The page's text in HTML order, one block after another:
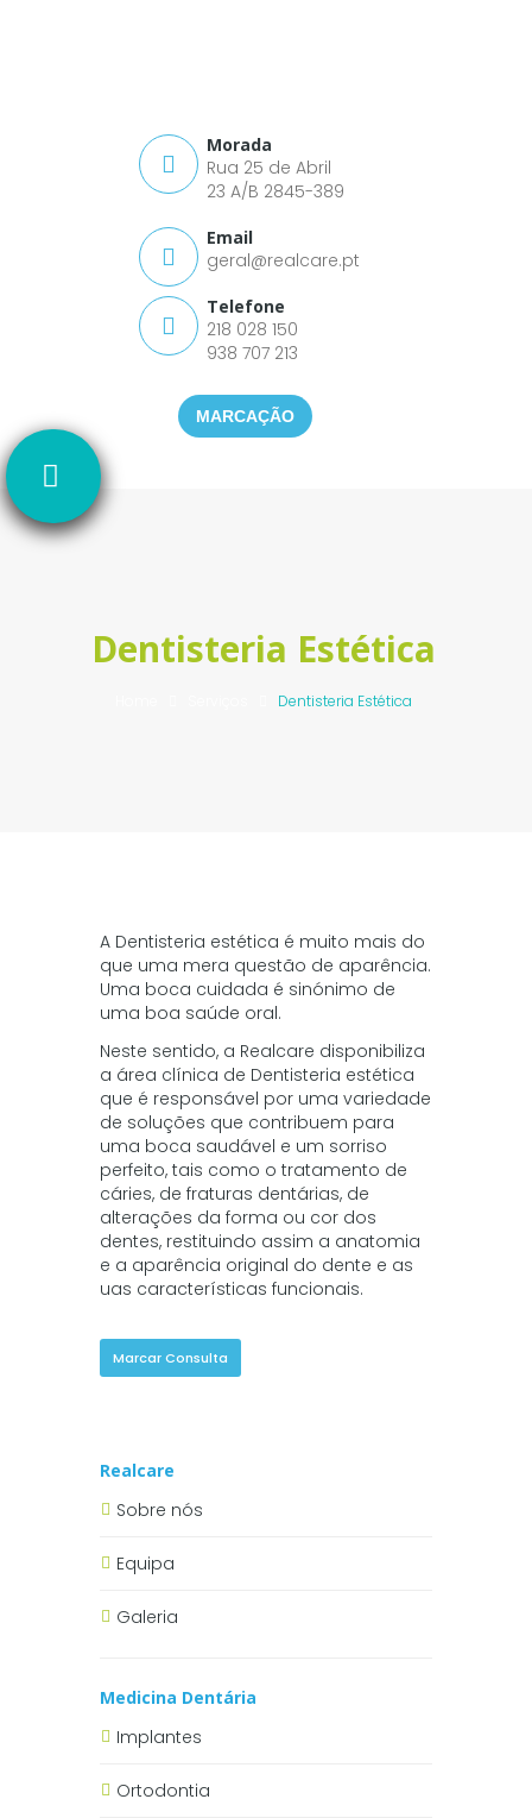
Morada
Rua 25 de Abril
23 A/B 2845-389
Email
geral@realcare.pt
Telefone
218 028 150
938 707 213
MARCAÇÃO
Dentisteria Estética
Dentisteria Estética
A Dentisteria estética é muito mais do
que uma mera questão de aparência.
Uma boca cuidada é sinónimo de
uma boa saúde oral.
Neste sentido, a Realcare disponibiliza
a área clínica de Dentisteria estética
que é responsável por uma variedade
de soluções que contribuem para
uma boca saudável e um sorriso
perfeito, tais como o tratamento de
cáries, de fraturas dentárias, de
alterações da forma ou cor dos
dentes, restituindo assim a anatomia
e a aparência original do dente e as
uas características funcionais.
Marcar Consulta
Realcare
Sobre nós
Equipa
Galeria
Medicina Dentária
Implantes
Ortodontia